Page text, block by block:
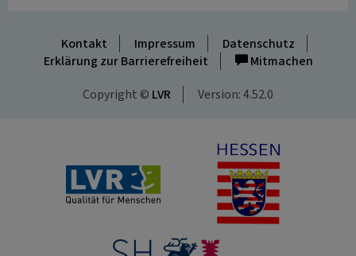
Kontakt Impressum
Datenschutz
Erklärung zur Barrierefreiheit
Mitmachen
Copyright © LVR Version: 4.52.0